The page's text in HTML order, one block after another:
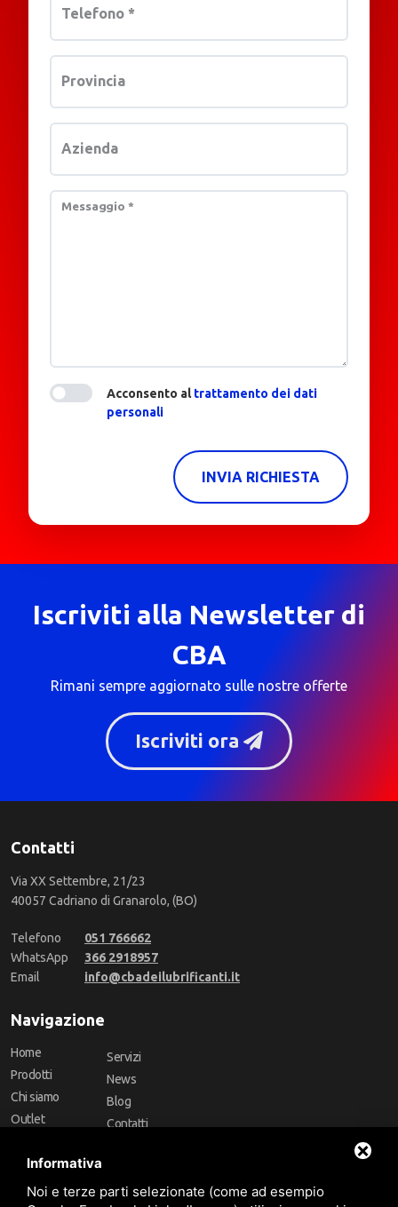
Telefono *
Provincia
Azienda
Messaggio *
Acconsento altrattamento dei dati
personali
INVIA RICHIESTA
Iscriviti alla Newsletter di
CBA
Rimani sempre aggiornato sulle nostre offerte
Iscriviti ora
Contatti
Via XX Settembre, 21/23
40057 Cadriano di Granarolo, (BO)
Telefono
051 766662
WhatsApp
366 2918957
Email
info@cbadeilubrificanti.it
Navigazione
Home
Prodotti
Chi siamo
Outlet
Marchi
Servizi
News
Blog
Contatti
Informativa
Noi e terze parti selezionate (come ad esempio